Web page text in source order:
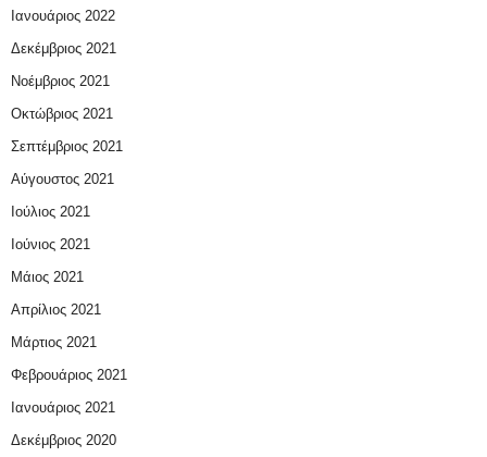
Ιανουάριος 2022
Δεκέμβριος 2021
Νοέμβριος 2021
Οκτώβριος 2021
Σεπτέμβριος 2021
Αύγουστος 2021
Ιούλιος 2021
Ιούνιος 2021
Μάιος 2021
Απρίλιος 2021
Μάρτιος 2021
Φεβρουάριος 2021
Ιανουάριος 2021
Δεκέμβριος 2020